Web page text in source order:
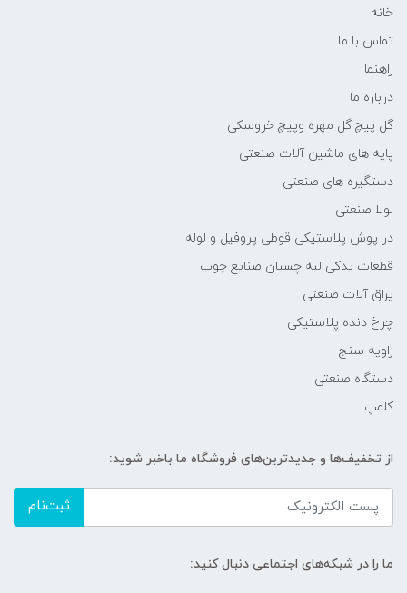
خانه
تماس با ما
راهنما
درباره ما
گل پیچ گل مهره وپیچ خروسکی
پایه های ماشین آلات صنعتی
دستگیره های صنعتی
لولا صنعتی
در پوش پلاستیکی قوطی پروفیل و لوله
قطعات یدکی لبه چسبان صنایع چوب
یراق آلات صنعتی
چرخ دنده پلاستیکی
زاویه سنج
دستگاه صنعتی
کلمپ
از تخفیف‌ها و جدیدترین‌های فروشگاه ما باخبر شوید:
ثبت‌نام
ما را در شبکه‌های اجتماعی دنبال کنید: